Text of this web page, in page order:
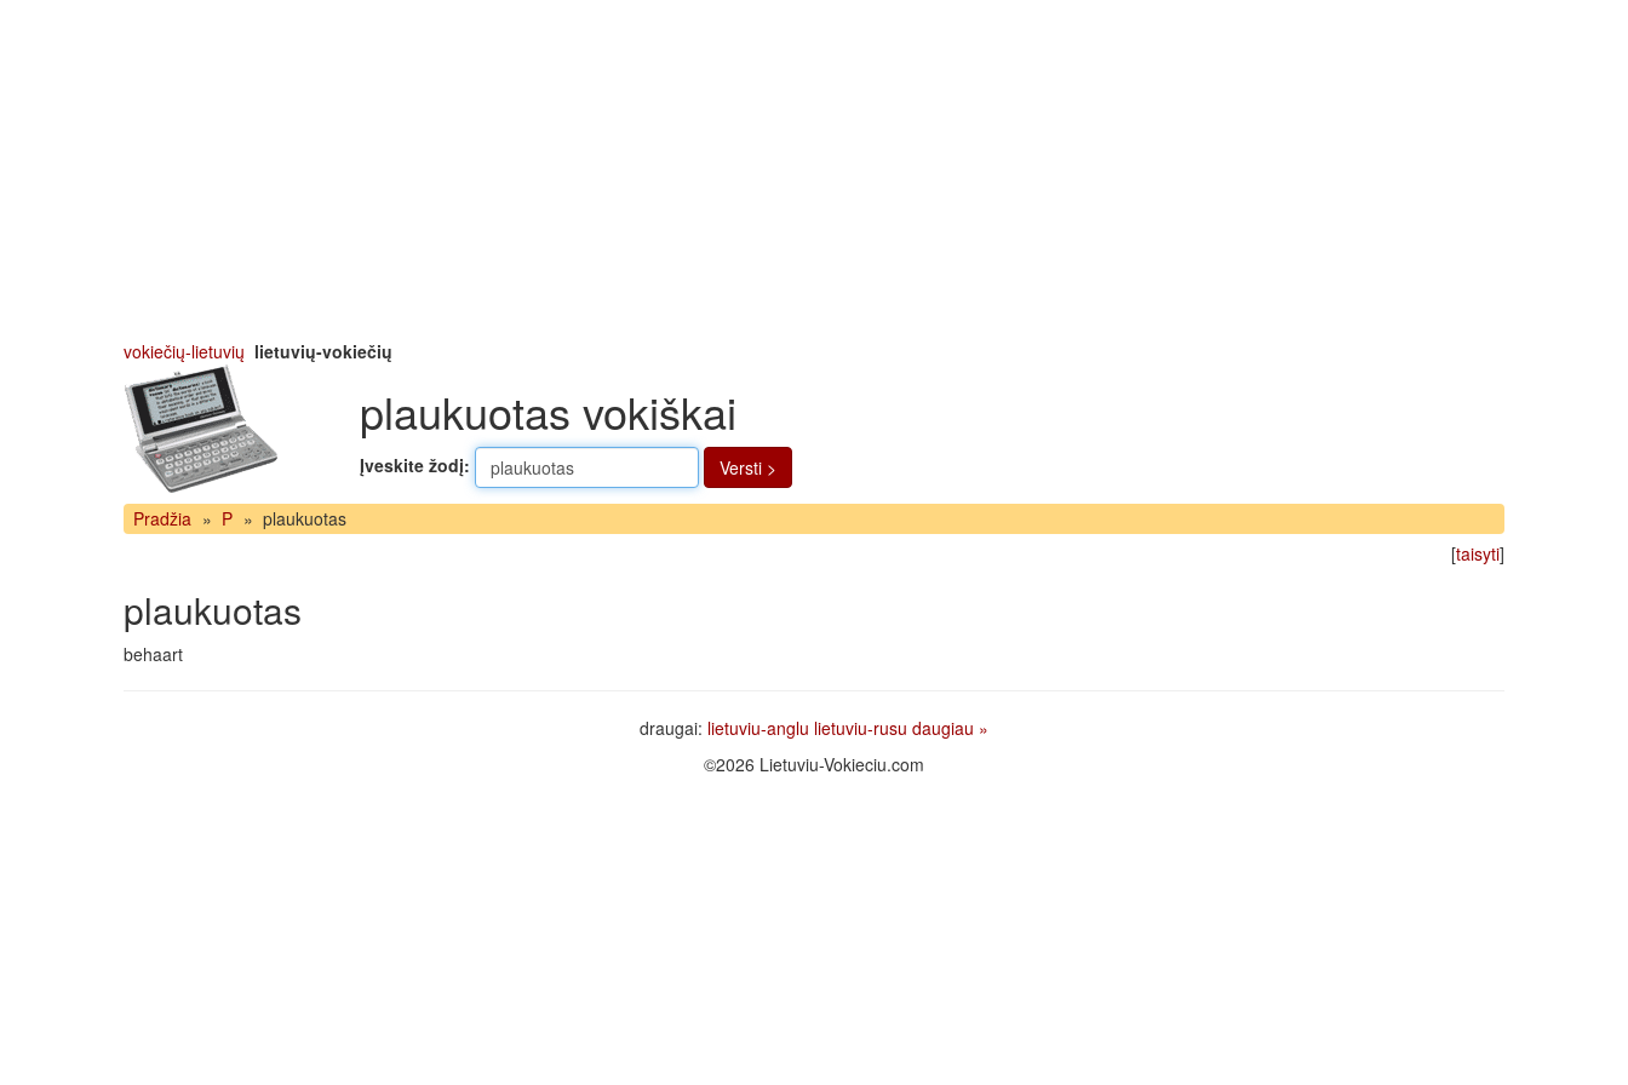
vokiečių-lietuvių lietuvių-vokiečių
plaukuotas vokiškai
Įveskite žodį: Versti >
Pradžia » P » plaukuotas
[taisyti]
plaukuotas
behaart
draugai: lietuviu-anglu lietuviu-rusu daugiau »
©2026 Lietuviu-Vokieciu.com